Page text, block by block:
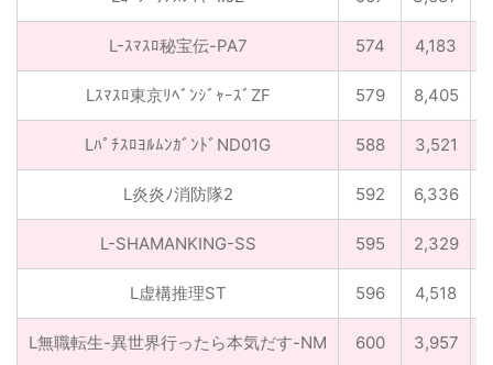
L-ｽﾏｽﾛ秘宝伝-PA7 574 4,183
Lｽﾏｽﾛ東京ﾘﾍﾞﾝｼﾞｬｰｽﾞZF 579 8,405
LﾊﾟﾁｽﾛﾖﾙﾑﾝｶﾞﾝﾄﾞND01G 588 3,521
L炎炎ﾉ消防隊2 592 6,336
L-SHAMANKING-SS 595 2,329
L虚構推理ST 596 4,518
L無職転生-異世界行ったら本気だす-NM 600 3,957